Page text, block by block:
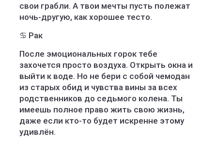
свои грабли. А твои мечты пусть полежат
ночь-другую, как хорошее тесто.
♋ Рак
После эмоциональных горок тебе
захочется просто воздуха. Открыть окна и
выйти к воде. Но не бери с собой чемодан
из старых обид и чувства вины за всех
родственников до седьмого колена. Ты
имеешь полное право жить свою жизнь,
даже если кто-то будет искренне этому
удивлён.